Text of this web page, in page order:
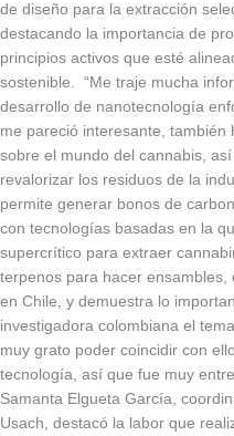
de diseño para la extracción
destacando la importancia de
principios activos que esté
sostenible. “Me traje mucha
desarrollo de nanotecnología
me pareció interesante,
sobre el mundo del cannabis,
revalorizar los residuos de la
permite generar bonos de
con tecnologías basadas en la
supercrítico para extraer
terpenos para hacer
en Chile, y demuestra lo
investigadora colombiana el
muy grato poder coincidir con
tecnología, así que fue muy
Samanta Elgueta García,
Usach, destacó la labor que